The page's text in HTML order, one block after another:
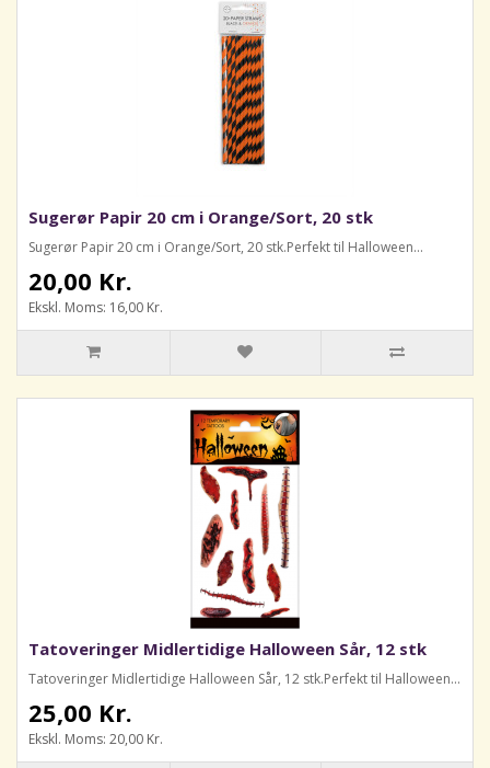
Sugerør Papir 20 cm i Orange/Sort, 20 stk
Sugerør Papir 20 cm i Orange/Sort, 20 stk.Perfekt til Halloween...
20,00 Kr.
Ekskl. Moms: 16,00 Kr.
Tatoveringer Midlertidige Halloween Sår, 12 stk
Tatoveringer Midlertidige Halloween Sår, 12 stk.Perfekt til Halloween...
25,00 Kr.
Ekskl. Moms: 20,00 Kr.